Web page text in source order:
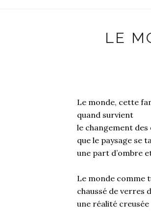
LE
Le monde, cette
quand survient
le changement des
que le paysage se
une part d’ombre
Le monde comme
chaussé de verres
une réalité creusée